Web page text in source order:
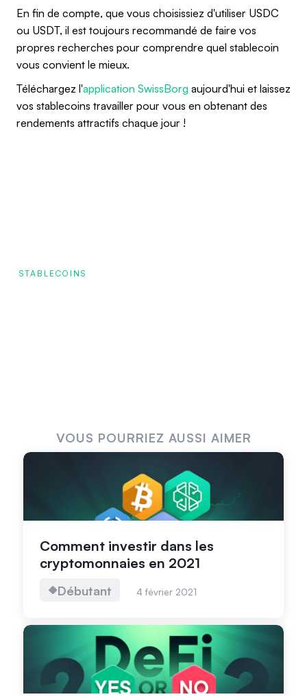
En fin de compte, que vous choisissiez d'utiliser USDC
ou USDT, il est toujours recommandé de faire vos
propres recherches pour comprendre quel stablecoin
vous convient le mieux.
Téléchargez l'application SwissBorg aujourd'hui et laissez
vos stablecoins travailler pour vous en obtenant des
rendements attractifs chaque jour !
STABLECOINS
VOUS POURRIEZ AUSSI AIMER
Comment investir dans les
cryptomonnaies en 2021
Débutant 4 février 2021